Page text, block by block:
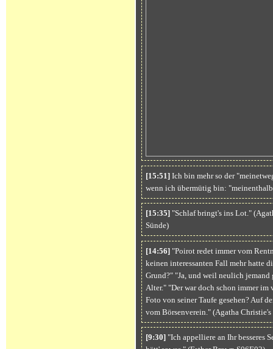
[15:51]Ich bin mehr so der
wenn ich übermütig bin:
[15:35]"Schlaf bringt's ins Lot."
Sünde)
[14:56]"Poirot redet immer vom
keinen interessanten Fall mehr hatte
Grund?" "Ja, und weil neulich jemand
Alter." "Der war doch schon immer im
Foto von seiner Taufe gesehen? Auf
vom Börsenverein." (Agatha
[9:30]"Ich appelliere an Ihr besseres